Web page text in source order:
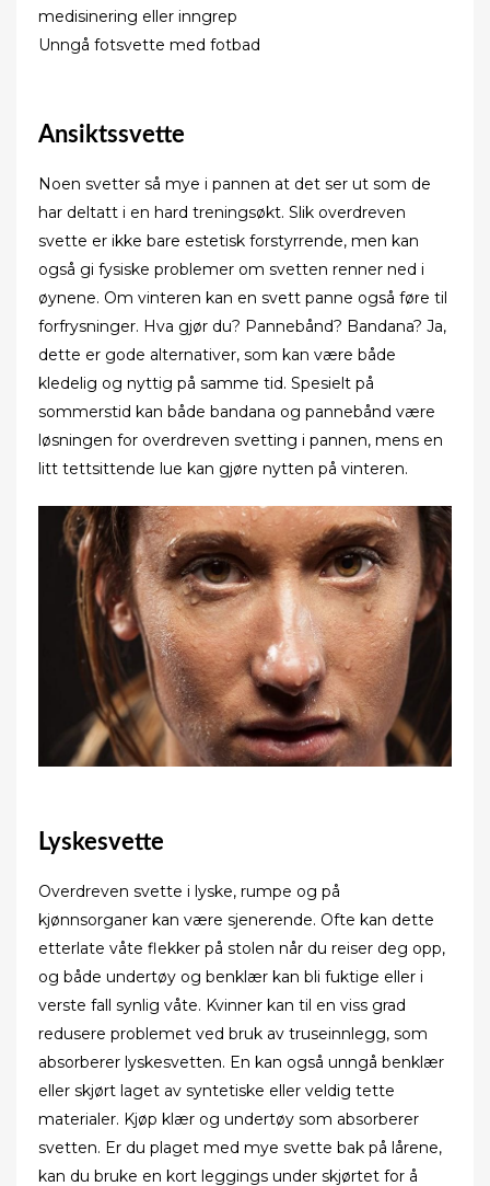
medisinering eller inngrep
Unngå fotsvette med fotbad
Ansiktssvette
Noen svetter så mye i pannen at det ser ut som de
har deltatt i en hard treningsøkt. Slik overdreven
svette er ikke bare estetisk forstyrrende, men kan
også gi fysiske problemer om svetten renner ned i
øynene. Om vinteren kan en svett panne også føre til
forfrysninger. Hva gjør du? Pannebånd? Bandana? Ja,
dette er gode alternativer, som kan være både
kledelig og nyttig på samme tid. Spesielt på
sommerstid kan både bandana og pannebånd være
løsningen for overdreven svetting i pannen, mens en
litt tettsittende lue kan gjøre nytten på vinteren.
Lyskesvette
Overdreven svette i lyske, rumpe og på
kjønnsorganer kan være sjenerende. Ofte kan dette
etterlate våte flekker på stolen når du reiser deg opp,
og både undertøy og benklær kan bli fuktige eller i
verste fall synlig våte. Kvinner kan til en viss grad
redusere problemet ved bruk av truseinnlegg, som
absorberer lyskesvetten. En kan også unngå benklær
eller skjørt laget av syntetiske eller veldig tette
materialer. Kjøp klær og undertøy som absorberer
svetten. Er du plaget med mye svette bak på lårene,
kan du bruke en kort leggings under skjørtet for å